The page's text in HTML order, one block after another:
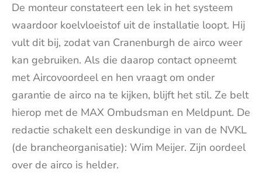
De monteur constateert een lek in het systeem
waardoor koelvloeistof uit de installatie loopt. Hij
vult dit bij, zodat van Cranenburgh de airco weer
kan gebruiken. Als die daarop contact opneemt
met Aircovoordeel en hen vraagt om onder
garantie de airco na te kijken, blijft het stil. Ze belt
hierop met de MAX‌‌ Ombudsman en Meldpunt. De
redactie schakelt een deskundige in van de NVKL‌
(de brancheorganisatie): Wim Meijer. Zijn oordeel
over de airco is helder.